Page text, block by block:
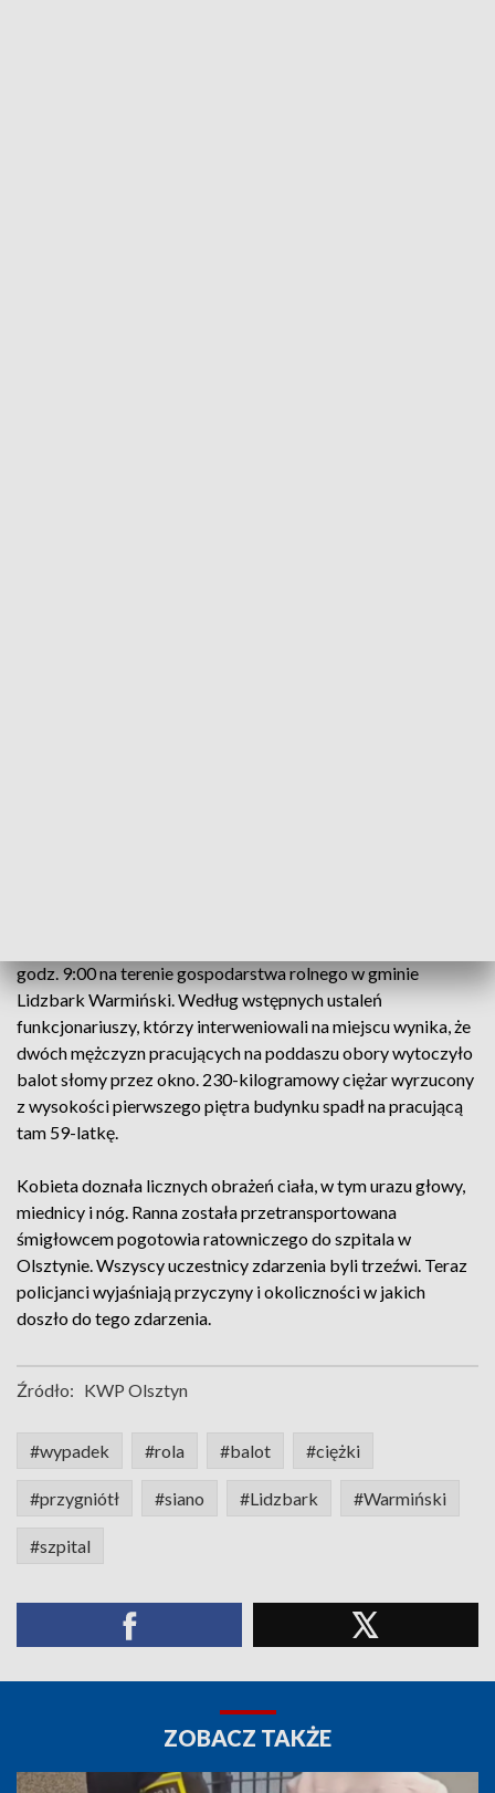
godz. 9:00 na terenie gospodarstwa rolnego w gminie
Lidzbark Warmiński. Według wstępnych ustaleń
funkcjonariuszy, którzy interweniowali na miejscu wynika, że
dwóch mężczyzn pracujących na poddaszu obory wytoczyło
balot słomy przez okno. 230-kilogramowy ciężar wyrzucony
z wysokości pierwszego piętra budynku spadł na pracującą
tam 59-latkę.
Kobieta doznała licznych obrażeń ciała, w tym urazu głowy,
miednicy i nóg. Ranna została przetransportowana
śmigłowcem pogotowia ratowniczego do szpitala w
Olsztynie. Wszyscy uczestnicy zdarzenia byli trzeźwi. Teraz
policjanci wyjaśniają przyczyny i okoliczności w jakich
doszło do tego zdarzenia.
Źródło: KWP Olsztyn
#wypadek #rola #balot #ciężki
#przygniótł #siano #Lidzbark #Warmiński
#szpital
ZOBACZ TAKŻE